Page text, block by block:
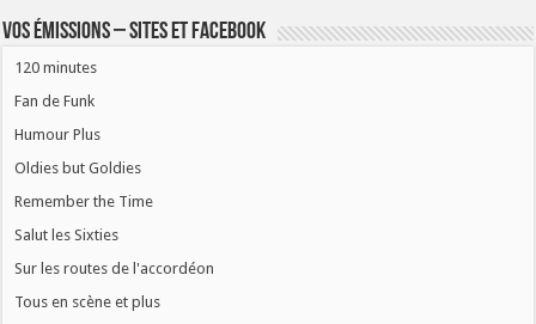
Vos émissions – Sites et Facebook
120 minutes
Fan de Funk
Humour Plus
Oldies but Goldies
Remember the Time
Salut les Sixties
Sur les routes de l'accordéon
Tous en scène et plus